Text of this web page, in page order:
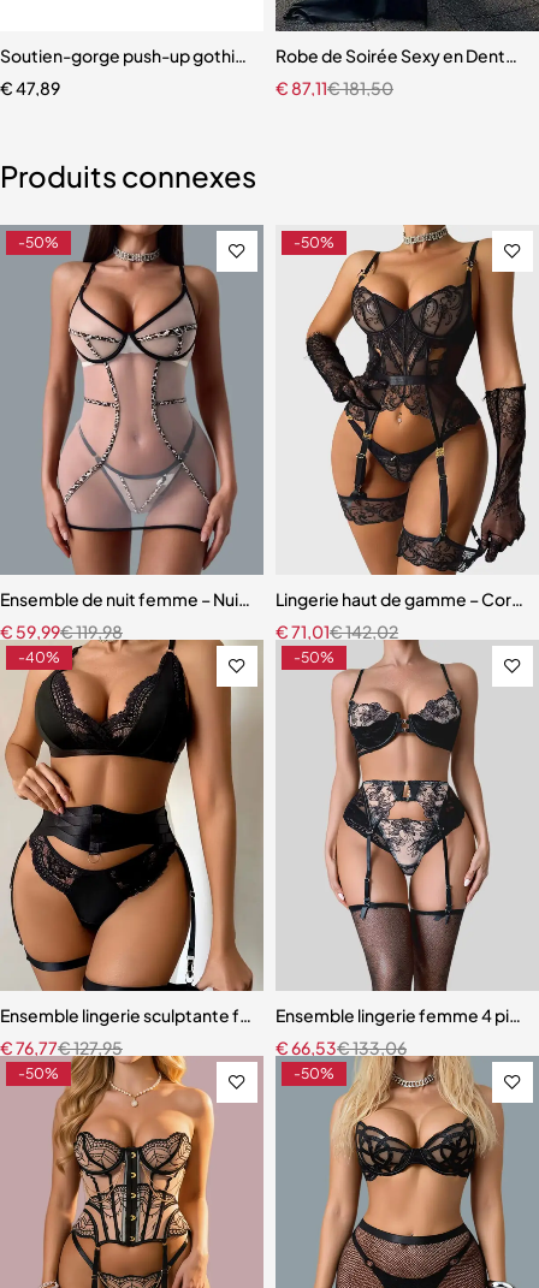
2024
Soutien-gorge push-up gothique pour femme
€47,89
Robe de Soirée Sexy en
€181,50
€ 87,11
Produits connexes
-50%
Ensemble de nuit femme – Nuisette léopard avec coupe fluide et
€119,98
€ 59,99
-50%
Lingerie haut de gamme –
€142,02
€71,01
-40%
Ensemble lingerie sculptante femme – Dentelle raffinée avec
€127,95
€76,77
-50%
Ensemble lingerie femme 4
€133,06
€66,53
-50% -50%